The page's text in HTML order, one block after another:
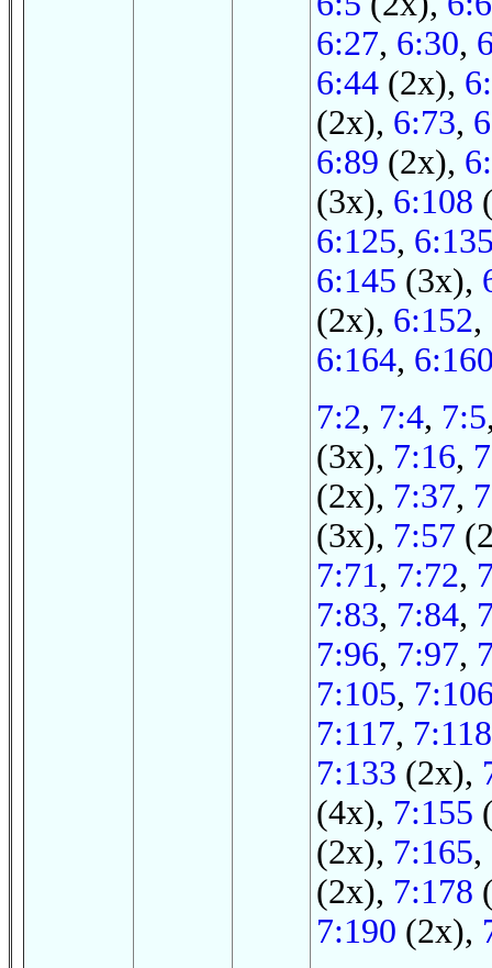
6:27, 6:30,
6:44 (2x),
(2x), 6:73,
6:89 (2x),
(3x), 6:108
6:125,
6:145 (3x),
(2x), 6:152,
6:164,
7:2, 7:4, 7:5
(3x), 7:16,
(2x), 7:37,
(3x), 7:57
7:71, 7:72,
7:83, 7:84,
7:96, 7:97,
7:105,
7:117, 7:118
7:133 (2x),
(4x), 7:155
(2x), 7:165,
(2x), 7:178
7:190 (2x),